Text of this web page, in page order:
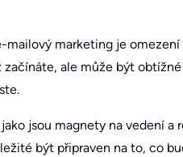
mailový marketing je
ale může být
jsou magnety na vedení a
být připraven na to, co